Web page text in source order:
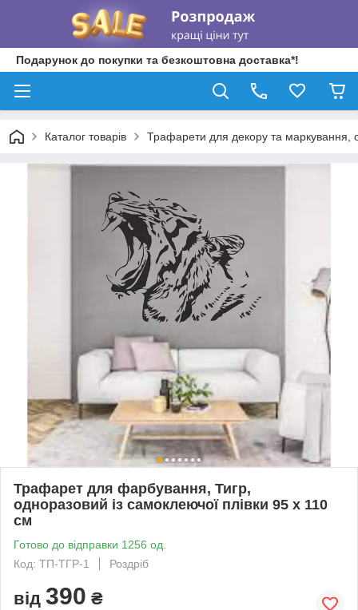
Подарунок до покупки та безкоштовна доставка*!
Каталог товарів Трафарети для декору та маркування,
Трафарет для фарбування, Тигр,
одноразовий із самоклеючої плівки 95 х 110
см
Готово до відправки 1256 од.
Код: ТП-ТГР-1
Роздріб
від 390 ₴